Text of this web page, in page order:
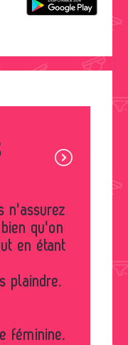
qu'on
en étant
plaindre.
féminine.